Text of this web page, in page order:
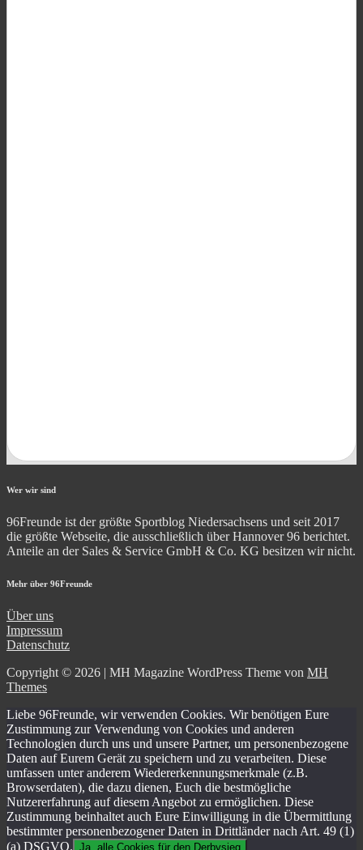
Wer wir sind
96Freunde ist der größte Sportblog Niedersachsens und seit 2017
die größte Webseite, die ausschließlich über Hannover 96 berichtet.
Anteile an der Sales & Service GmbH & Co. KG besitzen wir nicht.
Mehr über 96Freunde
Über uns
Impressum
Datenschutz
Copyright © 2026 | MH Magazine WordPress Theme von MH
Themes
Liebe 96Freunde, wir verwenden Cookies. Wir benötigen Eure
Zustimmung zur Verwendung von Cookies und anderen
Technologien durch uns und unsere Partner, um personenbezogene
Daten auf Eurem Gerät zu speichern und zu verarbeiten. Diese
umfassen unter anderem Wiedererkennungsmerkmale (z.B.
Browserdaten), die dazu dienen, Euch die bestmögliche
Nutzererfahrung auf diesem Angebot zu ermöglichen. Diese
Zustimmung beinhaltet auch Eure Einwilligung in die Übermittlung
bestimmter personenbezogener Daten in Drittländer nach Art. 49 (1)
(a) DSGVO. Ja, alle Cookies für den Derbysieg